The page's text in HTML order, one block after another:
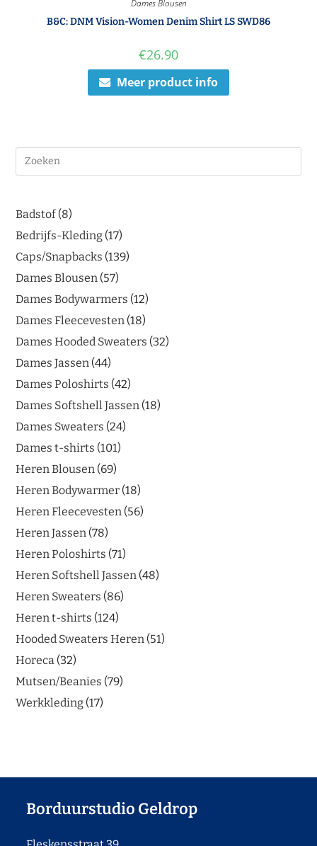
Dames Blousen
B&C: DNM Vision-Women Denim Shirt LS SWD86
€26.90
Meer product info
Badstof 8
Bedrijfs-Kleding 17
Caps/Snapbacks 139
Dames Blousen 57
Dames Bodywarmers 12
Dames Fleecevesten 18
Dames Hooded Sweaters 32
Dames Jassen 44
Dames Poloshirts 42
Dames Softshell Jassen 18
Dames Sweaters 24
Dames t-shirts 101
Heren Blousen 69
Heren Bodywarmer 18
Heren Fleecevesten 56
Heren Jassen 78
Heren Poloshirts 71
Heren Softshell Jassen 48
Heren Sweaters 86
Heren t-shirts 124
Hooded Sweaters Heren 51
Horeca 32
Mutsen/Beanies 79
Werkkleding 17
Borduurstudio Geldrop